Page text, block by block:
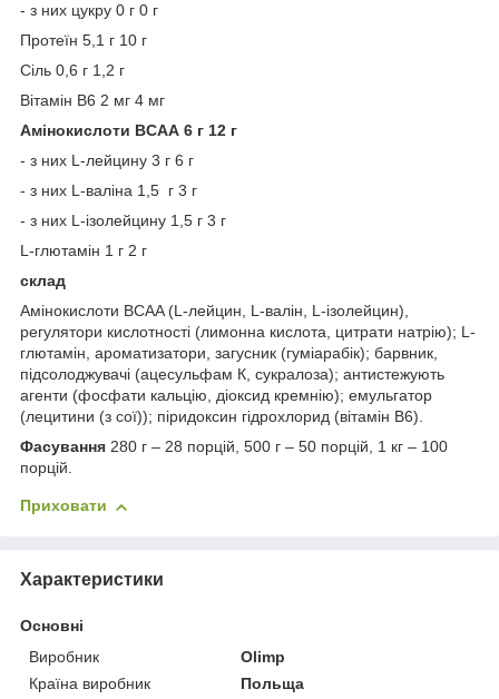
- з них цукру 0 г 0 г
Протеїн 5,1 г 10 г
Сіль 0,6 г 1,2 г
Вітамін B6 2 мг 4 мг
Амінокислоти BCAA 6 г 12 г
- з них L-лейцину 3 г 6 г
- з них L-валіна 1,5 г 3 г
- з них L-ізолейцину 1,5 г 3 г
L-глютамін 1 г 2 г
склад
Амінокислоти BCAA (L-лейцин, L-валін, L-ізолейцин),
регулятори кислотності (лимонна кислота, цитрати натрію); L-
глютамін, ароматизатори, загусник (гуміарабік); барвник,
підсолоджувачі (ацесульфам К, сукралоза); антистежують
агенти (фосфати кальцію, діоксид кремнію); емульгатор
(лецитини (з сої)); піридоксин гідрохлорид (вітамін B6).
Фасування 280 г – 28 порцій, 500 г – 50 порцій, 1 кг – 100
порцій.
Приховати
Характеристики
Основні
Виробник
Olimp
Країна виробник
Польща